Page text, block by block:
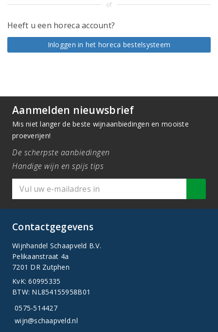
of
Heeft u een horeca account?
Inloggen in het horeca bestelsysteem
Aanmelden nieuwsbrief
Mis niet langer de beste wijnaanbiedingen en mooiste
proeverijen!
De scherpste aanbiedingen
Handige wijn en spijs tips
Contactgegevens
Wijnhandel Schaapveld B.V.
Pelikaanstraat 4a
7201 DR Zutphen
KvK: 60995335
BTW: NL854155958B01
0575-514427
wijn@schaapveld.nl